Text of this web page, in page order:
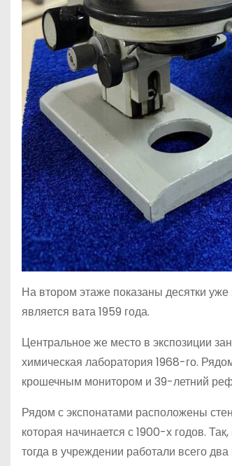
На втором этаже показаны десятки
является вата 1959 года.
Центральное же место в экспозиции
химическая лаборатория 1968-го.
крошечным монитором и 39-летний
Рядом с экспонатами расположены
которая начинается с 1900-х годов.
тогда в учреждении работали всего